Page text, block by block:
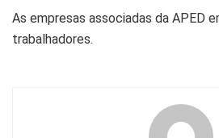
As empresas associadas da APED
trabalhadores.